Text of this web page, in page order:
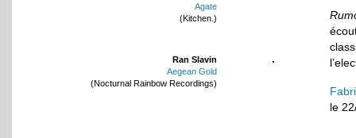
Agate
(Kitchen.)
Ran Slavin
Aegean Gold
(Nocturnal Rainbow Recordings)
le